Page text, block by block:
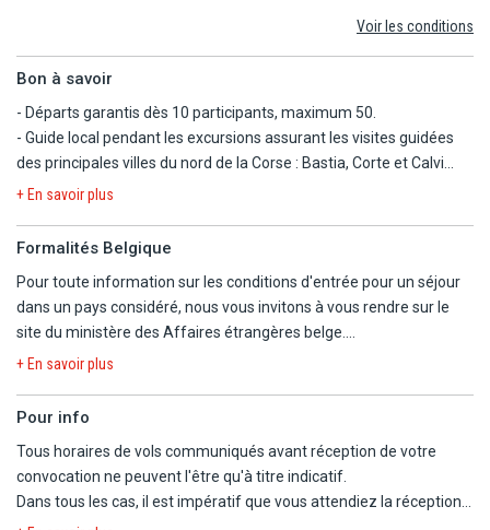
Voir les conditions
Bon à savoir
- Départs garantis dès 10 participants, maximum 50.
- Guide local pendant les excursions assurant les visites guidées
des principales villes du nord de la Corse : Bastia, Corte et Calvi
(citadelle).
- Transfert collectif en autocar le jour 1 au départ de l'aéroport de
collectif le jour 8 au départ de l'hôtel à 9h (horaire flexible de ± 1
heure). Assistance à l'aéroport de Bastia de 8h à 19h (le jour
d'arrivée et de départ).
- Pension complète du dîner du jour 1 au petit déjeuner du jour 8.
forme de panier repas sauf mention contraire. Vin à discrétion aux
- Possibilité de regroupement à l'arrivée avec des participants de
plusieurs voyagistes.
- Programme type pouvant être modifié selon certains impératifs
+ En savoir plus
Formalités Belgique
Pour toute information sur les conditions d'entrée pour un séjour
dans un pays considéré, nous vous invitons à vous rendre sur le
site du ministère des Affaires étrangères belge.
https://diplomatie.belgium.be/fr/Services/voyager_a_letranger/
+ En savoir plus
Pour info
Tous horaires de vols communiqués avant réception de votre
convocation ne peuvent l'être qu'à titre indicatif.
Dans tous les cas, il est impératif que vous attendiez la réception
de la convocation comprenant les horaires définitifs avant